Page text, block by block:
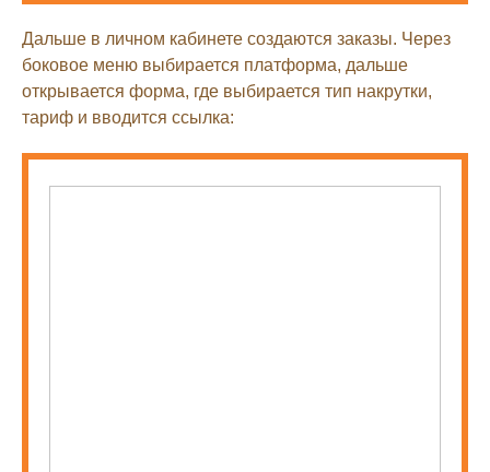
Дальше в личном кабинете создаются заказы. Через
боковое меню выбирается платформа, дальше
открывается форма, где выбирается тип накрутки,
тариф и вводится ссылка: